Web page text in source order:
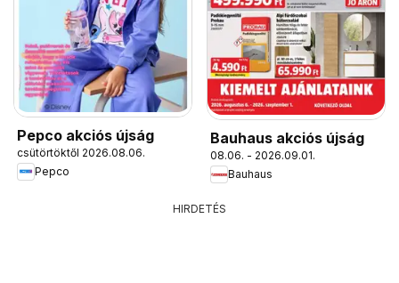
Pepco akciós újság
csütörtöktől 2026.08.06.
Pepco
Bauhaus akciós újság
08.06. - 2026.09.01.
Bauhaus
HIRDETÉS